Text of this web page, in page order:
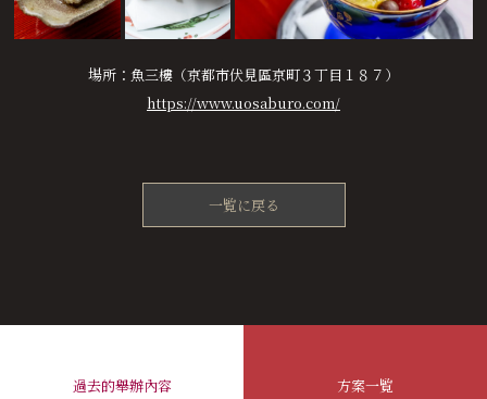
場所：魚三樓（京都市伏見區京町３丁目１８７）
https://www.uosaburo.com/
一覧に戻る
過去的舉辦內容 方案一覧